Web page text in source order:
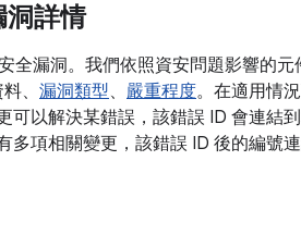
詳情
漏洞。我們依照資安問題影響的元
、 漏洞類型、 嚴重程度。在適用情
可以解決某錯誤，該錯誤 ID 會連結
多項相關變更，該錯誤 ID 後的編號